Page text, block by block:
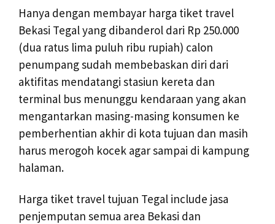
Hanya dengan membayar harga tiket travel
Bekasi Tegal yang dibanderol dari Rp 250.000
(dua ratus lima puluh ribu rupiah) calon
penumpang sudah membebaskan diri dari
aktifitas mendatangi stasiun kereta dan
terminal bus menunggu kendaraan yang akan
mengantarkan masing-masing konsumen ke
pemberhentian akhir di kota tujuan dan masih
harus merogoh kocek agar sampai di kampung
halaman.
Harga tiket travel tujuan Tegal include jasa
penjemputan semua area Bekasi dan